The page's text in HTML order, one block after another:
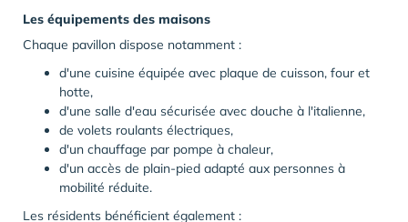
Les équipements des maisons
Chaque pavillon dispose notamment :
d'une cuisine équipée avec plaque de cuisson, four et
hotte,
d'une salle d'eau sécurisée avec douche à l'italienne,
de volets roulants électriques,
d'un chauffage par pompe à chaleur,
d'un accès de plain-pied adapté aux personnes à
mobilité réduite.
Les résidents bénéficient également :